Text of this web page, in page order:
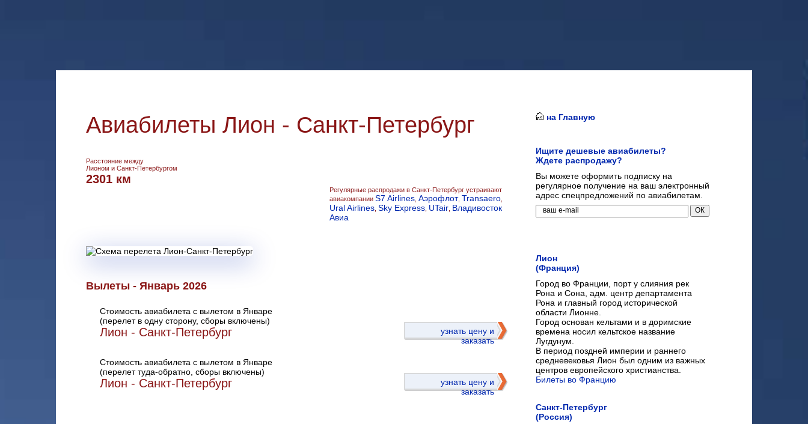
Авиабилеты Лион - Санкт-Петербург
Расстояние между
Лионом и Санкт-Петербургом
2301 км
Регулярные распродажи в Санкт-Петербург устраивают
авиакомпании S7 Airlines Аэрофлот, Transaero
Ural Airlines Sky Express UTair Владивосток
Авиа
Вылеты - Январь 2026
Стоимость авиабилета с вылетом в Январе
(перелет в одну сторону, сборы включены)
Лион - Санкт-Петербург
узнать цену и
заказать
Стоимость авиабилета с вылетом в Январе
(перелет туда-обратно, сборы включены)
Лион - Санкт-Петербург
узнать цену и
заказать
на Главную
Ищите дешевые авиабилеты?
Ждете распродажу?
Вы можете оформить подписку на
регулярное получение на ваш электронный
адрес спецпредложений по авиабилетам.
Лион
(Франция)
Город во Франции, порт у слияния рек
Рона и Сона, адм. центр департамента
Рона и главный город исторической
области Лионне.
Город основан кельтами и в доримские
времена носил кельтское название
Лугдунум.
В период поздней империи и раннего
средневековья Лион был одним из важных
центров европейского христианства.
Билеты во Францию
Санкт-Петербург
(Россия)